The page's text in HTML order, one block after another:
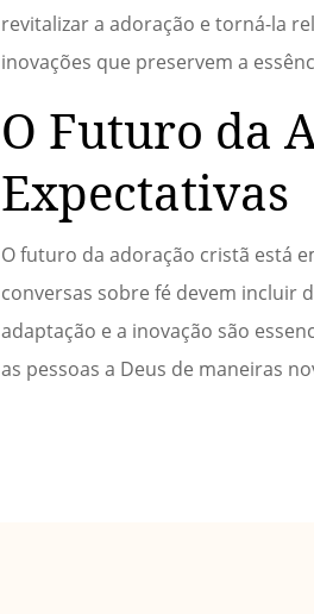
revitalizar a adoração e torná-la
inovações que preservem a
O Futuro da
Expectativas
O futuro da adoração cristã está
conversas sobre fé devem incluir
adaptação e a inovação são
as pessoas a Deus de maneiras